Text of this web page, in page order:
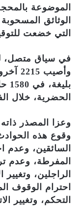
التي خضعت للتوقيف 171
الحضرية، خلال
وعزا المصذر
وقوع هذه
السائقين، وعدم
المفرطة، وعدم
الراجلين،
احترام الوقوف
التحكم، وتغيير